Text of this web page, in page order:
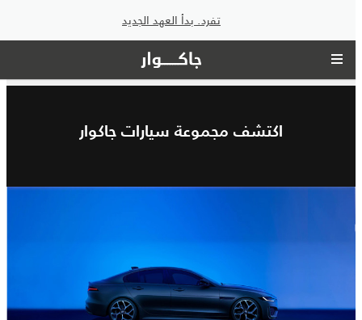
تفرد. بدأ العهد الجديد
اكتشف مجموعة سيارات جاكوار